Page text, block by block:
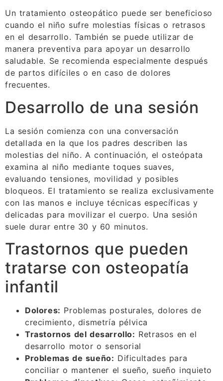
Un tratamiento osteopático puede ser beneficioso
cuando el niño sufre molestias físicas o retrasos
en el desarrollo. También se puede utilizar de
manera preventiva para apoyar un desarrollo
saludable. Se recomienda especialmente después
de partos difíciles o en caso de dolores
frecuentes.
Desarrollo de una sesión
La sesión comienza con una conversación
detallada en la que los padres describen las
molestias del niño. A continuación, el osteópata
examina al niño mediante toques suaves,
evaluando tensiones, movilidad y posibles
bloqueos. El tratamiento se realiza exclusivamente
con las manos e incluye técnicas específicas y
delicadas para movilizar el cuerpo. Una sesión
suele durar entre 30 y 60 minutos.
Trastornos que pueden
tratarse con osteopatía
infantil
Dolores: Problemas posturales, dolores de
crecimiento, dismetría pélvica
Trastornos del desarrollo: Retrasos en el
desarrollo motor o sensorial
Problemas de sueño: Dificultades para
conciliar o mantener el sueño, sueño inquieto